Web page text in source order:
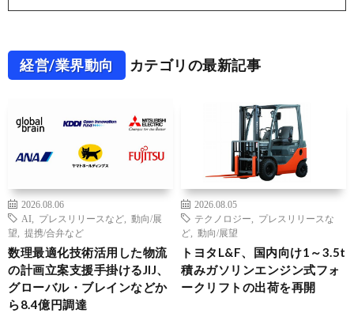
経営/業界動向 カテゴリの最新記事
2026.08.06
AI
プレスリリースなど
動向/展
望
提携/合弁など
数理最適化技術活用した物流
の計画立案支援手掛けるJIJ、
グローバル・ブレインなどか
ら8.4億円調達
2026.08.05
テクノロジー
プレスリリースな
ど
動向/展望
トヨタL&F、国内向け1～3.5t
積みガソリンエンジン式フォ
ークリフトの出荷を再開